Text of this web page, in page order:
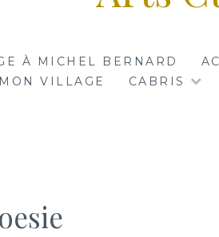
À MICHEL BERNARD
VILLAGE
CABRIS